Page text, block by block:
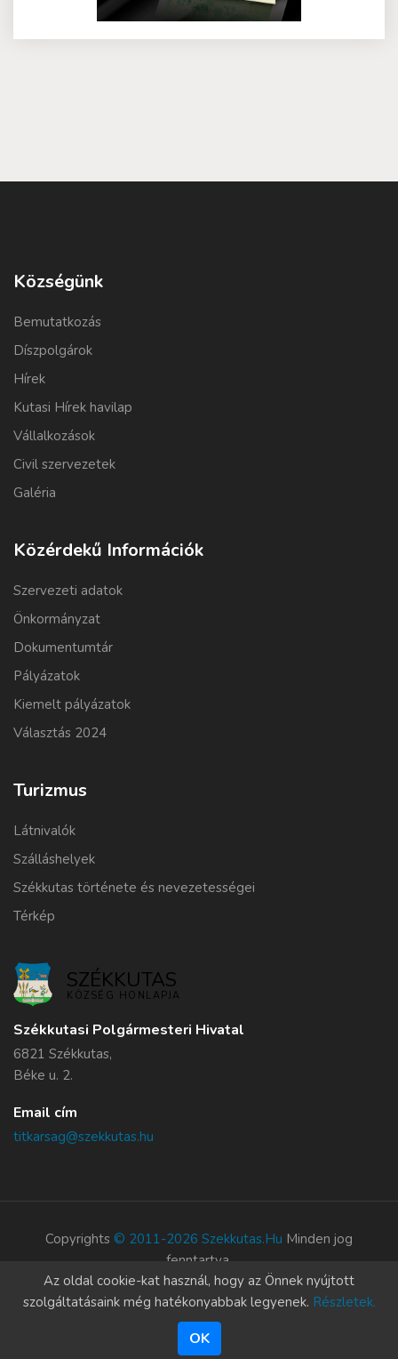
Községünk
Bemutatkozás
Díszpolgárok
Hírek
Kutasi Hírek havilap
Vállalkozások
Civil szervezetek
Galéria
Közérdekű Információk
Szervezeti adatok
Önkormányzat
Dokumentumtár
Pályázatok
Kiemelt pályázatok
Választás 2024
Turizmus
Látnivalók
Szálláshelyek
Székkutas története és nevezetességei
Térkép
SZÉKKUTAS
KÖZSÉG HONLAPJA
Székkutasi Polgármesteri Hivatal
6821 Székkutas,
Béke u. 2.
Email cím
titkarsag@szekkutas.hu
Copyrights © 2011-2026 Szekkutas.hu Minden jog
fenntartva.
Süti szabályzat
Az oldal cookie-kat használ, hogy az Önnek nyújtott
szolgáltatásaink még hatékonyabbak legyenek. Részletek.
OK